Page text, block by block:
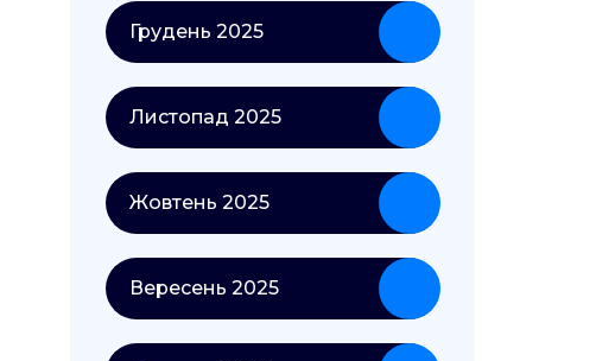
Грудень 2025
Листопад 2025
Жовтень 2025
Вересень 2025